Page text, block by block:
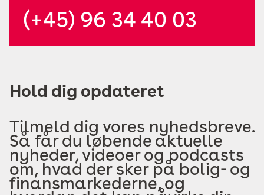
(+45) 96 34 40 03
Hold dig opdateret
Tilmeld dig vores nyhedsbreve.
Så får du løbende aktuelle
nyheder, videoer og podcasts
om, hvad der sker på bolig- og
finansmarkederne, og